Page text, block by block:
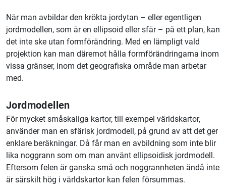
När man avbildar den krökta jordytan – eller egentligen
jordmodellen, som är en ellipsoid eller sfär – på ett plan, kan
det inte ske utan formförändring. Med en lämpligt vald
projektion kan man däremot hålla formförändringarna inom
vissa gränser, inom det geografiska område man arbetar
med.
Jordmodellen
För mycket småskaliga kartor, till exempel världskartor,
använder man en sfärisk jordmodell, på grund av att det ger
enklare beräkningar. Då får man en avbildning som inte blir
lika noggrann som om man använt ellipsoidisk jordmodell.
Eftersom felen är ganska små och noggrannheten ändå inte
är särskilt hög i världskartor kan felen försummas.